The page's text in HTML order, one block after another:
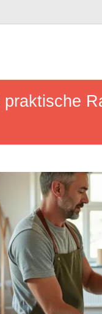
praktische